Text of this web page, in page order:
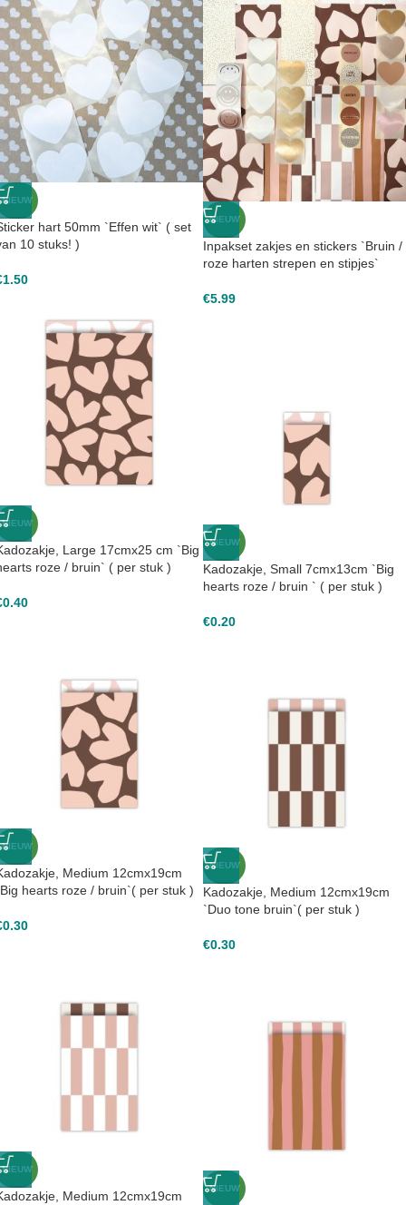
NIEUW
hart 50mm `Effen wit` ( set
10 stuks! )
1.50
NIEUW
Inpakset zakjes en stickers `Bruin /
roze harten strepen en stipjes`
€5.99
NIEUW
Large 17cmx25 cm `Big
roze / bruin` ( per stuk )
0.40
NIEUW
Kadozakje, Small 7cmx13cm `Big
hearts roze / bruin ` ( per stuk )
€0.20
NIEUW
Medium 12cmx19cm
hearts roze / bruin`( per stuk )
0.30
NIEUW
Kadozakje, Medium 12cmx19cm
`Duo tone bruin`( per stuk )
€0.30
NIEUW
Medium 12cmx19cm
NIEUW